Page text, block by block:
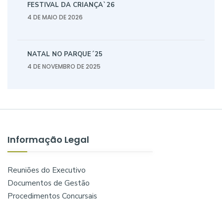
FESTIVAL DA CRIANÇA`26
4 DE MAIO DE 2026
NATAL NO PARQUE´25
4 DE NOVEMBRO DE 2025
Informação Legal
Reuniões do Executivo
Documentos de Gestão
Procedimentos Concursais